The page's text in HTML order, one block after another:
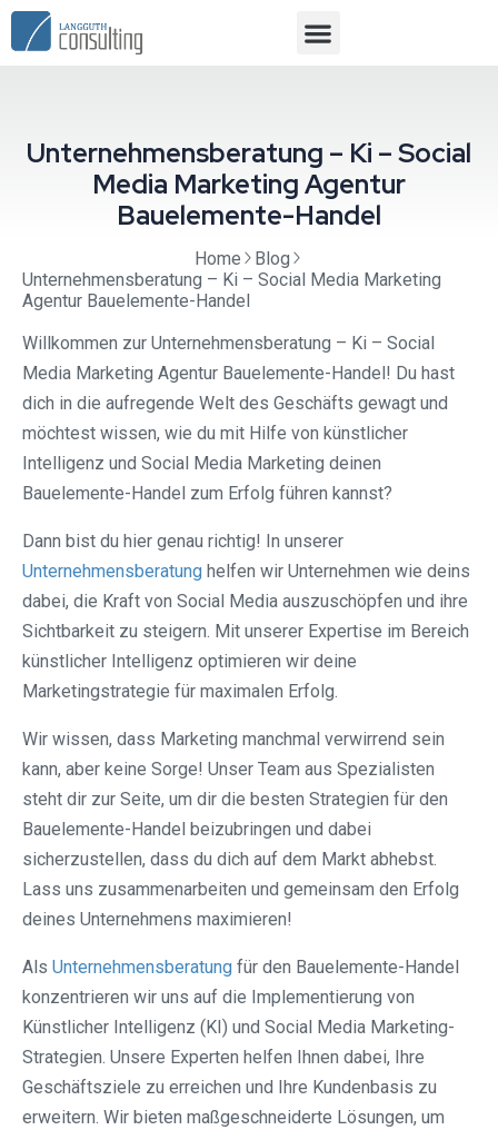
Unternehmensberatung – Ki – Social
Media Marketing Agentur
Bauelemente-Handel
Home
Blog
Unternehmensberatung – Ki – Social Media Marketing
Agentur Bauelemente-Handel
Willkommen zur Unternehmensberatung – Ki – Social
Media Marketing Agentur Bauelemente-Handel! Du hast
dich in die aufregende Welt des Geschäfts gewagt und
möchtest wissen, wie du mit Hilfe von künstlicher
Intelligenz und Social Media Marketing deinen
Bauelemente-Handel zum Erfolg führen kannst?
Dann bist du hier genau richtig! In unserer
Unternehmensberatung helfen wir Unternehmen wie deins
dabei, die Kraft von Social Media auszuschöpfen und ihre
Sichtbarkeit zu steigern. Mit unserer Expertise im Bereich
künstlicher Intelligenz optimieren wir deine
Marketingstrategie für maximalen Erfolg.
Wir wissen, dass Marketing manchmal verwirrend sein
kann, aber keine Sorge! Unser Team aus Spezialisten
steht dir zur Seite, um dir die besten Strategien für den
Bauelemente-Handel beizubringen und dabei
sicherzustellen, dass du dich auf dem Markt abhebst.
Lass uns zusammenarbeiten und gemeinsam den Erfolg
deines Unternehmens maximieren!
Als Unternehmensberatung für den Bauelemente-Handel
konzentrieren wir uns auf die Implementierung von
Künstlicher Intelligenz (KI) und Social Media Marketing-
Strategien. Unsere Experten helfen Ihnen dabei, Ihre
Geschäftsziele zu erreichen und Ihre Kundenbasis zu
erweitern. Wir bieten maßgeschneiderte Lösungen, um